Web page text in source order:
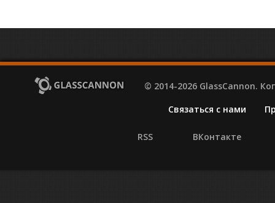
© 2014-2026 GlassCannon.
Связаться с нами
RSS ВКонтакте